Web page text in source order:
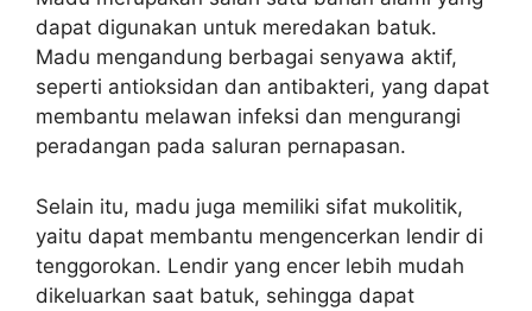
dapat digunakan untuk meredakan batuk.
Madu mengandung berbagai senyawa aktif,
seperti antioksidan dan antibakteri, yang dapat
membantu melawan infeksi dan mengurangi
peradangan pada saluran pernapasan.
Selain itu, madu juga memiliki sifat mukolitik,
yaitu dapat membantu mengencerkan lendir di
tenggorokan. Lendir yang encer lebih mudah
dikeluarkan saat batuk, sehingga dapat